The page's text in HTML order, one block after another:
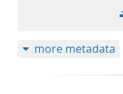
more metadata